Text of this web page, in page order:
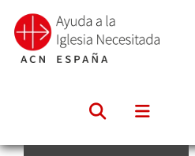
Saltar
contenido